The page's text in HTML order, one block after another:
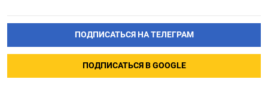
ПОДПИСАТЬСЯ НА ТЕЛЕГРАМ
ПОДПИСАТЬСЯ В GOOGLE